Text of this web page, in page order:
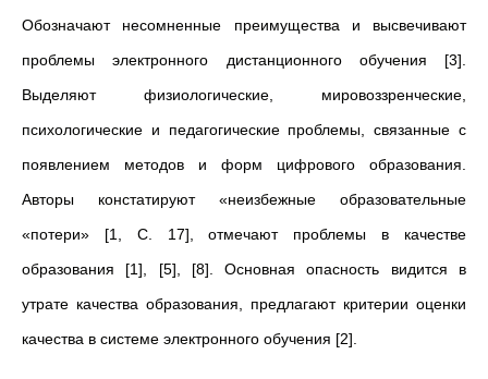
Обозначают несомненные преимущества и высвечивают
проблемы электронного дистанционного обучения [3].
Выделяют физиологические, мировоззренческие,
психологические и педагогические проблемы, связанные с
появлением методов и форм цифрового образования.
Авторы констатируют «неизбежные образовательные
«потери» [1, C. 17], отмечают проблемы в качестве
образования [1], [5], [8]. Основная опасность видится в
утрате качества образования, предлагают критерии оценки
качества в системе электронного обучения [2].